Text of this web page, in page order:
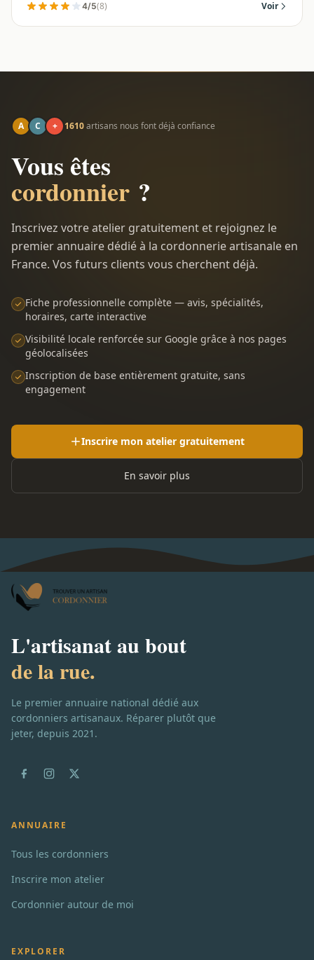
4/5(8) Voir
A C + 1610artisans nous font déjà confiance
Vous êtes
cordonnier ?
Inscrivez votre atelier gratuitement et rejoignez le
premier annuaire dédié à la cordonnerie artisanale en
France. Vos futurs clients vous cherchent déjà.
Fiche professionnelle complète — avis, spécialités,
horaires, carte interactive
Visibilité locale renforcée sur Google grâce à nos pages
géolocalisées
Inscription de base entièrement gratuite, sans
engagement
Inscrire mon atelier gratuitement
En savoir plus
L'artisanat au bout
de la rue.
Le premier annuaire national dédié aux
cordonniers artisanaux. Réparer plutôt que
jeter, depuis 2021.
ANNUAIRE
Tous les cordonniers
Inscrire mon atelier
Cordonnier autour de moi
EXPLORER